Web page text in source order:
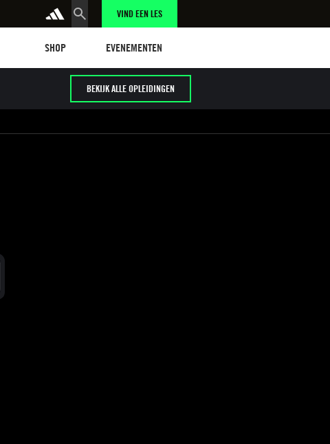
VIND EEN LES
SHOP
EVENEMENTEN
BEKIJK ALLE OPLEIDINGEN
Cardio / HIIT Early / Later years